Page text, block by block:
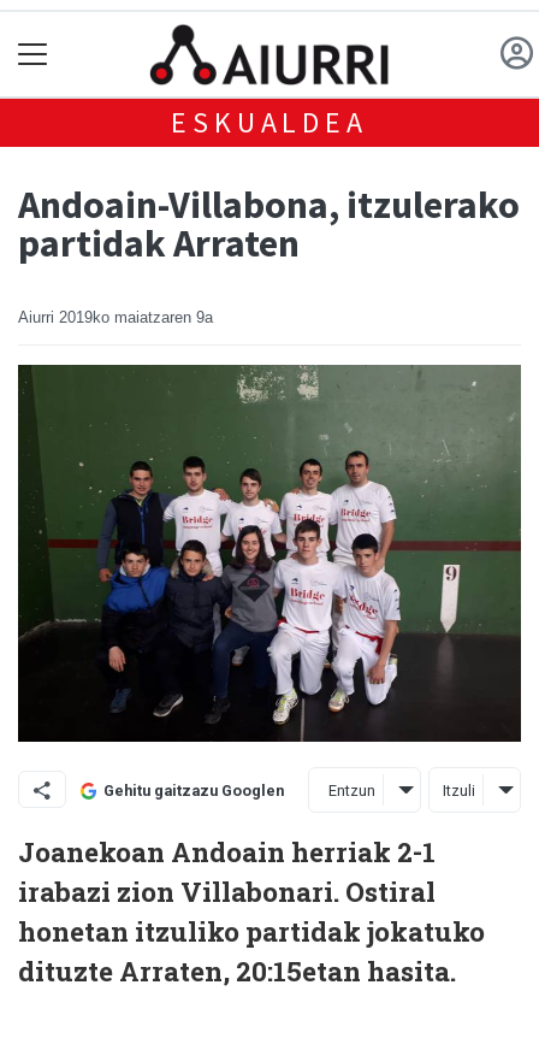
ESKUALDEA
Andoain-Villabona, itzulerako
partidak Arraten
Aiurri 2019ko maiatzaren 9a
Gehitu gaitzazu Googlen Entzun Itzuli
Joanekoan Andoain herriak 2-1
irabazi zion Villabonari. Ostiral
honetan itzuliko partidak jokatuko
dituzte Arraten, 20:15etan hasita.